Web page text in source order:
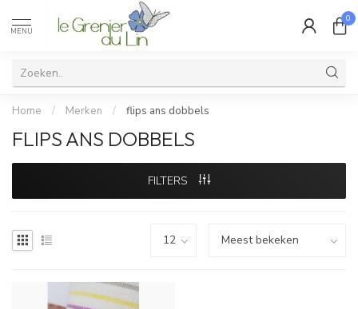
MENU
0
Home / Merken / flips ans dobbels
FLIPS ANS DOBBELS
FILTERS